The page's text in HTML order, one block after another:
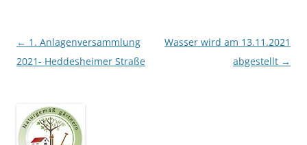
Beitragsnavigation
← 1. Anlagenversammlung
2021- Heddesheimer Straße
Wasser wird am 13.11.2021
abgestellt →